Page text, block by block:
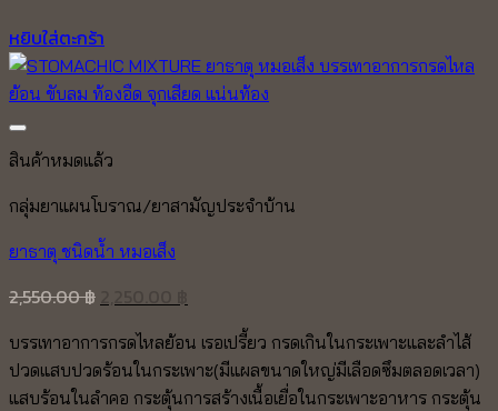
หยิบใส่ตะกร้า
สินค้าหมดแล้ว
กลุ่มยาแผนโบราณ/ยาสามัญประจำบ้าน
ยาธาตุ ชนิดน้ำ หมอเส็ง
2,550.00฿
was:
2,550.00 ฿.
is:
2,250.00 ฿.
บรรเทาอาการกรดไหลย้อน เรอเปรี้ยว กรดเกินในกระเพาะและลำไส้
ปวดแสบปวดร้อนในกระเพาะ(มีแผลขนาดใหญ่มีเลือดซึมตลอดเวลา)
แสบร้อนในลำคอ กระตุ้นการสร้างเนื้อเยื่อในกระเพาะอาหาร กระตุ้น